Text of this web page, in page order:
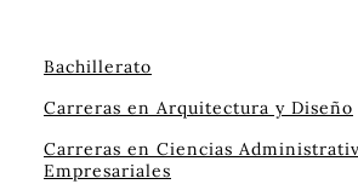
Bachillerato
Carreras en Arquitectura y Diseño
Carreras en Ciencias
Empresariales